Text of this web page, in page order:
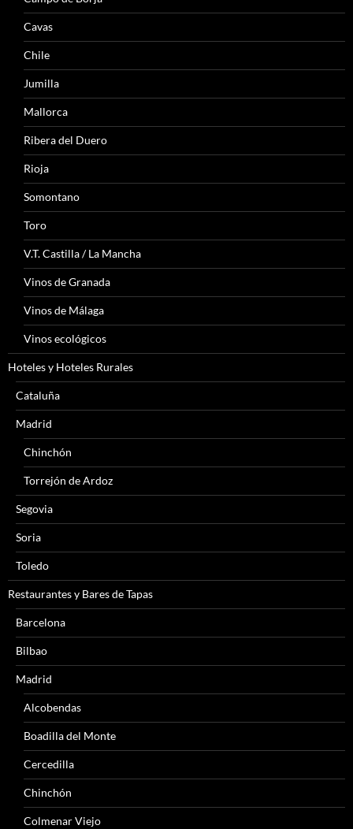
Cavas
Chile
Jumilla
Mallorca
Ribera del Duero
Rioja
Somontano
Toro
V.T. Castilla / La Mancha
Vinos de Granada
Vinos de Málaga
Vinos ecológicos
Hoteles y Hoteles Rurales
Cataluña
Madrid
Chinchón
Torrejón de Ardoz
Segovia
Soria
Toledo
Restaurantes y Bares de Tapas
Barcelona
Bilbao
Madrid
Alcobendas
Boadilla del Monte
Cercedilla
Chinchón
Colmenar Viejo